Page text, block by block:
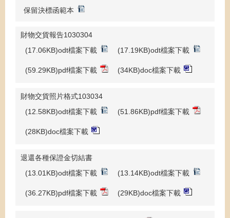
保留決標函範本
財物交貨報告1030304
(17.06KB)odt檔案下載
(17.19KB)odt檔案下載
(59.29KB)pdf檔案下載 (34KB)doc檔案下載
財物交貨照片格式103034
(12.58KB)odt檔案下載
(51.86KB)pdf檔案下載
(28KB)doc檔案下載
退還各種保證金切結書
(13.01KB)odt檔案下載
(13.14KB)odt檔案下載
(36.27KB)pdf檔案下載 (29KB)doc檔案下載